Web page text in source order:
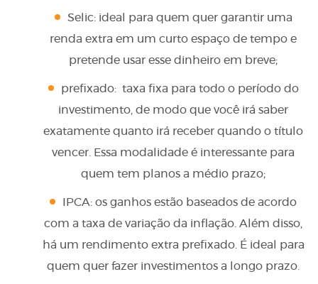
Selic: ideal para quem quer garantir uma
renda extra em um curto espaço de tempo e
pretende usar esse dinheiro em breve;
prefixado: taxa fixa para todo o período do
investimento, de modo que você irá saber
exatamente quanto irá receber quando o título
vencer. Essa modalidade é interessante para
quem tem planos a médio prazo;
IPCA: os ganhos estão baseados de acordo
com a taxa de variação da inflação. Além disso,
há um rendimento extra prefixado. É ideal para
quem quer fazer investimentos a longo prazo.